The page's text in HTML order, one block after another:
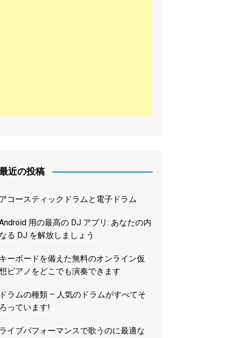
近の投稿
コースティックドラムと電子ドラム
用の最高の DJ アプリ: あなたの内
る DJ を解放しましょう
ーボードを備えた無料のオンライン仮
ピアノをどこでも演奏できます
ラムの種類 – 人気のドラムがすべてそ
っています!
イブパフォーマンスで歌うのに最適な